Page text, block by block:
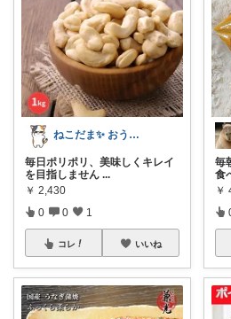
ねこだま✨ おうち時間充実ROOM🐾
毎日ポリポリ、美味しくキレイ
を目指しません ...
￥ 2,430
0 0 1
コレ いいね
毎
食
￥